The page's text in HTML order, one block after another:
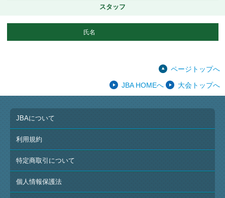
スタッフ
氏名
ページトップへ
JBA HOMEへ
大会トップへ
JBAについて
利用規約
特定商取引について
個人情報保護法